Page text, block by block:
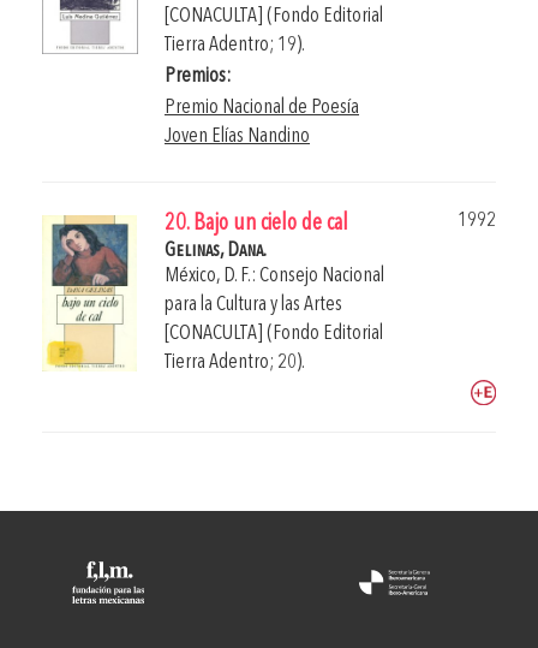
[CONACULTA] (Fondo Editorial
Tierra Adentro; 19).
Premios:
Premio Nacional de Poesía
Joven Elías Nandino
20. Bajo un cielo de cal
1992
Gelinas, Dana.
México, D. F.: Consejo Nacional
para la Cultura y las Artes
[CONACULTA] (Fondo Editorial
Tierra Adentro; 20).